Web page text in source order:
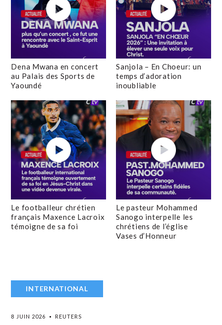
Dena Mwana en concert
au Palais des Sports de
Yaoundé
Sanjola – En Choeur: un
temps d’adoration
inoubliable
Le footballeur chrétien
français Maxence Lacroix
témoigne de sa foi
Le pasteur Mohammed
Sanogo interpelle les
chrétiens de l’église
Vases d’Honneur
INTERNATIONAL
8 JUIN 2026 REUTERS